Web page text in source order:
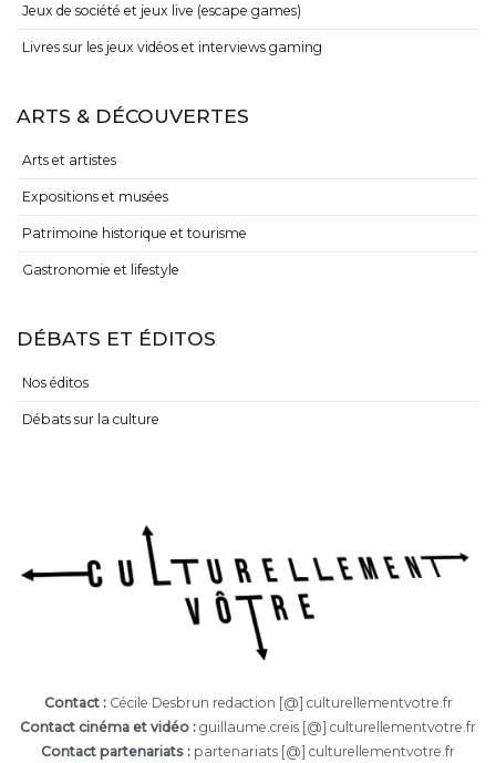
Jeux de société et jeux live (escape games)
Livres sur les jeux vidéos et interviews gaming
ARTS & DÉCOUVERTES
Arts et artistes
Expositions et musées
Patrimoine historique et tourisme
Gastronomie et lifestyle
DÉBATS ET ÉDITOS
Nos éditos
Débats sur la culture
Contact :Cécile Desbrun redaction [@] culturellementvotre.fr
Contact cinéma et vidéo : guillaume.creis [@] culturellementvotre.fr
Contact partenariats : partenariats [@] culturellementvotre.fr